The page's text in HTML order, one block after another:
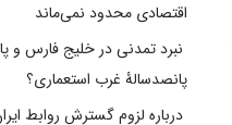
اقتصادی محدود نمی‌ماند
نبرد تمدنی در خلیج فارس و
پانصدسالۀ غرب استعماری؟
درباره لزوم گسترش روابط